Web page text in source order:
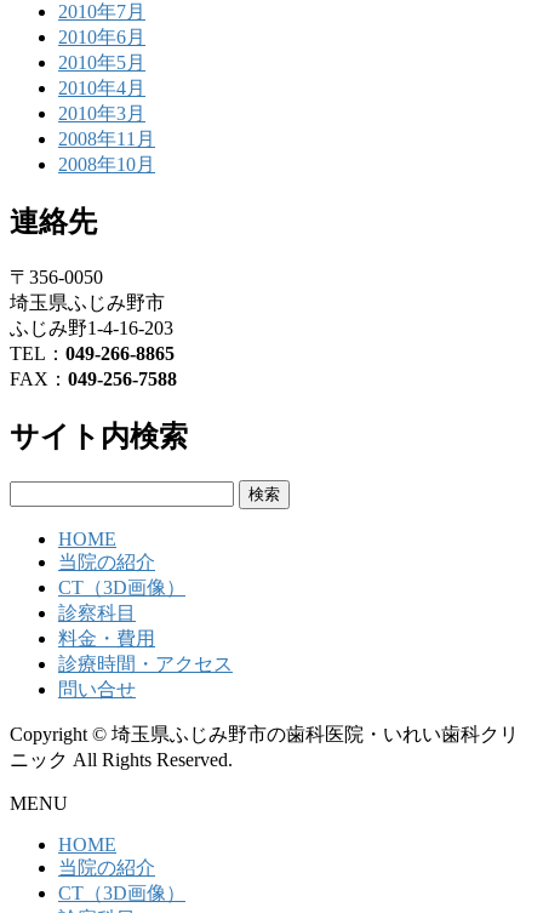
2010年7月
2010年6月
2010年5月
2010年4月
2010年3月
2008年11月
2008年10月
連絡先
〒356-0050
埼玉県ふじみ野市
ふじみ野1-4-16-203
TEL： 049-266-8865
FAX： 049-256-7588
サイト内検索
HOME
当院の紹介
CT（3D画像）
診察科目
料金・費用
診療時間・アクセス
問い合せ
Copyright © 埼玉県ふじみ野市の歯科医院・いれい歯科クリ
ニック All Rights Reserved.
MENU
HOME
当院の紹介
CT（3D画像）